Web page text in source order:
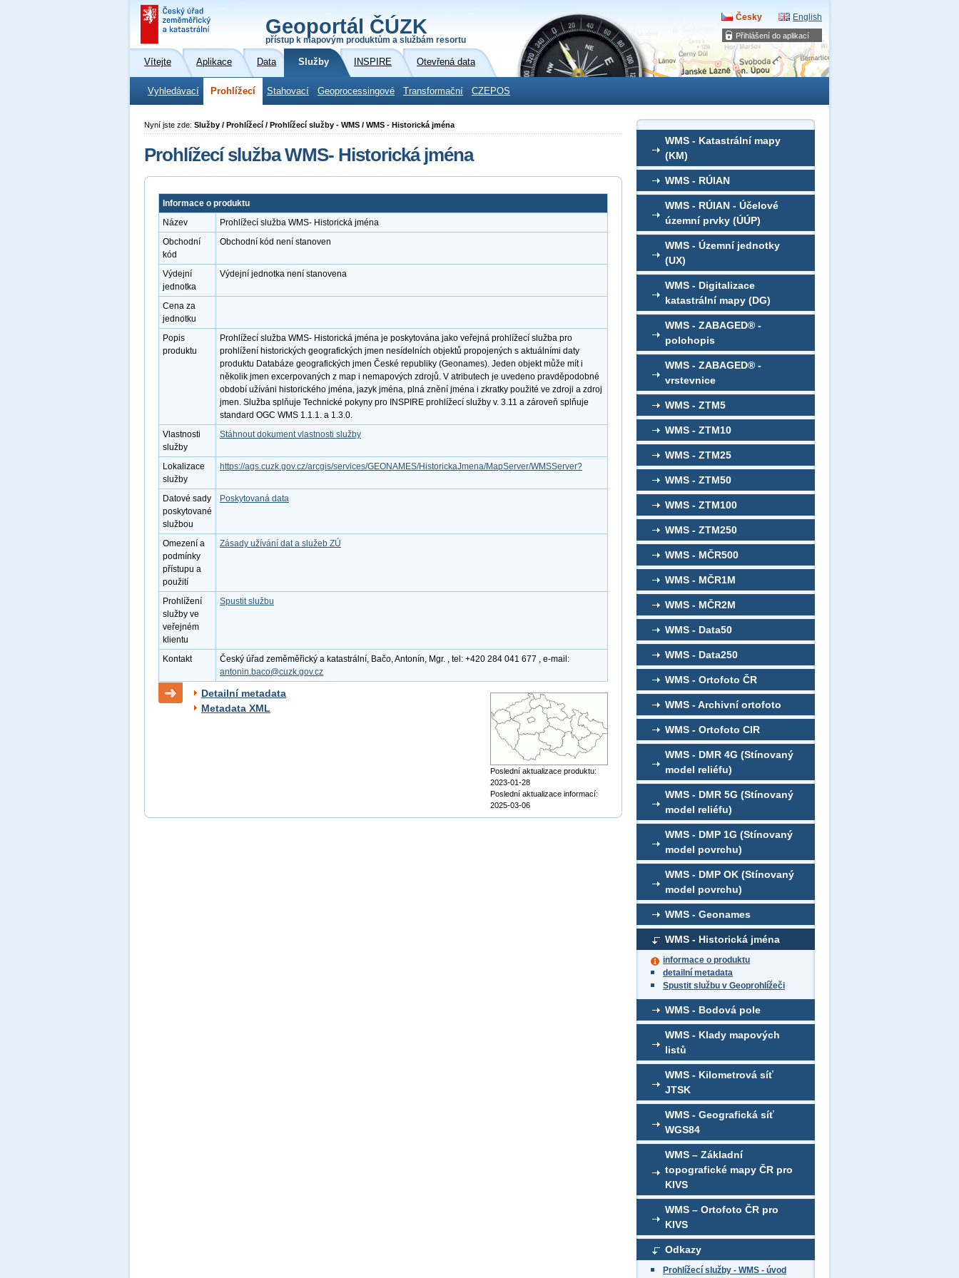
Přihlášení do aplikací
Geoportál ČÚZK
přístup k mapovým produktům a službám resortu
Česky English
Vítejte Aplikace Data Služby INSPIRE Otevřená data
Vyhledávací Prohlížecí Stahovací Geoprocessingové Transformační CZEPOS
WMS - Katastrální mapy
(KM)
WMS - RÚIAN
WMS - RÚIAN - Účelové
územní prvky (ÚÚP)
WMS - Územní jednotky
(UX)
WMS - Digitalizace
katastrální mapy (DG)
WMS - ZABAGED® -
polohopis
WMS - ZABAGED® -
vrstevnice
WMS - ZTM5
WMS - ZTM10
WMS - ZTM25
WMS - ZTM50
WMS - ZTM100
WMS - ZTM250
WMS - MČR500
WMS - MČR1M
WMS - MČR2M
WMS - Data50
WMS - Data250
WMS - Ortofoto ČR
WMS - Archivní ortofoto
WMS - Ortofoto CIR
WMS - DMR 4G (Stínovaný
model reliéfu)
WMS - DMR 5G (Stínovaný
model reliéfu)
WMS - DMP 1G (Stínovaný
model povrchu)
WMS - DMP OK (Stínovaný
model povrchu)
WMS - Geonames
WMS - Historická jména
informace o produktu
detailní metadata
Spustit službu v Geoprohlížeči
WMS - Bodová pole
WMS - Klady mapových
listů
WMS - Kilometrová síť
JTSK
WMS - Geografická síť
WGS84
WMS – Základní
topografické mapy ČR pro
KIVS
WMS – Ortofoto ČR pro
KIVS
Odkazy
Prohlížecí služby - WMS - úvod
Nyní jste zde: Služby / Prohlížecí / Prohlížecí služby - WMS / WMS - Historická jména
Prohlížecí služba WMS- Historická jména
Informace o produktu
Název
Prohlížecí služba WMS- Historická jména
Obchodní
kód
Obchodní kód není stanoven
Výdejní
jednotka
Výdejní jednotka není stanovena
Cena za
jednotku
Popis
produktu
Prohlížecí služba WMS- Historická jména je poskytována jako veřejná prohlížecí služba pro
prohlížení historických geografických jmen nesídelních objektů propojených s aktuálními daty
produktu Databáze geografických jmen České republiky (Geonames). Jeden objekt může mít i
několik jmen excerpovaných z map i nemapových zdrojů. V atributech je uvedeno pravděpodobné
období užíváni historického jména, jazyk jména, plná znění jména i zkratky použité ve zdroji a zdroj
jmen. Služba splňuje Technické pokyny pro INSPIRE prohlížecí služby v. 3.11 a zároveň splňuje
standard OGC WMS 1.1.1. a 1.3.0.
Vlastnosti
služby
Stáhnout dokument vlastnosti služby
Lokalizace
služby
https://ags.cuzk.gov.cz/arcgis/services/GEONAMES/HistorickaJmena/MapServer/WMSServer?
Datové sady
poskytované
službou
Poskytovaná data
Omezení a
podmínky
přístupu a
použití
Zásady užívání dat a služeb ZÚ
Prohlížení
služby ve
veřejném
klientu
Spustit službu
Kontakt
Český úřad zeměměřický a katastrální, Bačo, Antonín, Mgr. , tel: +420 284 041 677 , e-mail:
antonin.baco@cuzk.gov.cz
Detailní metadata
Metadata XML
Poslední aktualizace produktu:
2023-01-28
Poslední aktualizace informací:
2025-03-06